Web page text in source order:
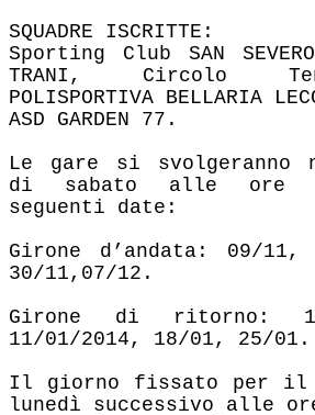
SQUADRE ISCRITTE:
Sporting Club SAN
TRANI, Circolo
POLISPORTIVA BELLARIA
ASD GARDEN 77.
Le gare si svolgeranno
di sabato alle ore
seguenti date:
Girone d’andata: 09/
30/11,07/12.
Girone di ritorno:
11/01/2014, 18/01, 25/01.
Il giorno fissato per il
lunedì successivo alle